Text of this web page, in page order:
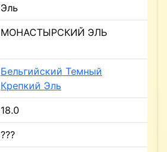
Эль
МОНАСТЫРСКИЙ ЭЛЬ
Бельгийский Темный
Крепкий Эль
18.0
???